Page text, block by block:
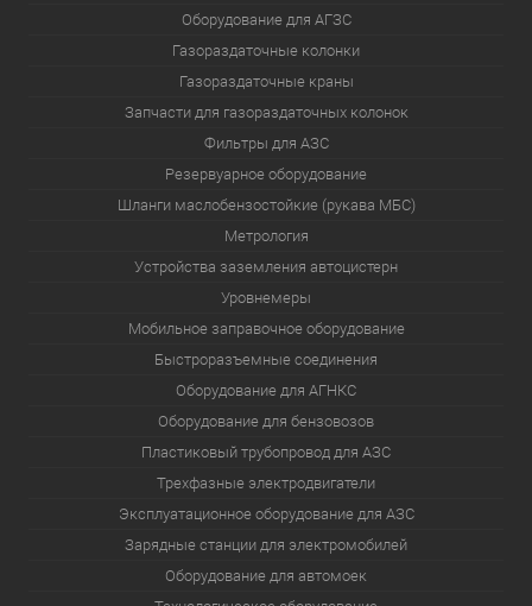
Оборудование для АГЗС
Газораздаточные колонки
Газораздаточные краны
Запчасти для газораздаточных колонок
Фильтры для АЗС
Резервуарное оборудование
Шланги маслобензостойкие (рукава МБС)
Метрология
Устройства заземления автоцистерн
Уровнемеры
Мобильное заправочное оборудование
Быстроразъемные соединения
Оборудование для АГНКС
Оборудование для бензовозов
Пластиковый трубопровод для АЗС
Трехфазные электродвигатели
Эксплуатационное оборудование для АЗС
Зарядные станции для электромобилей
Оборудование для автомоек